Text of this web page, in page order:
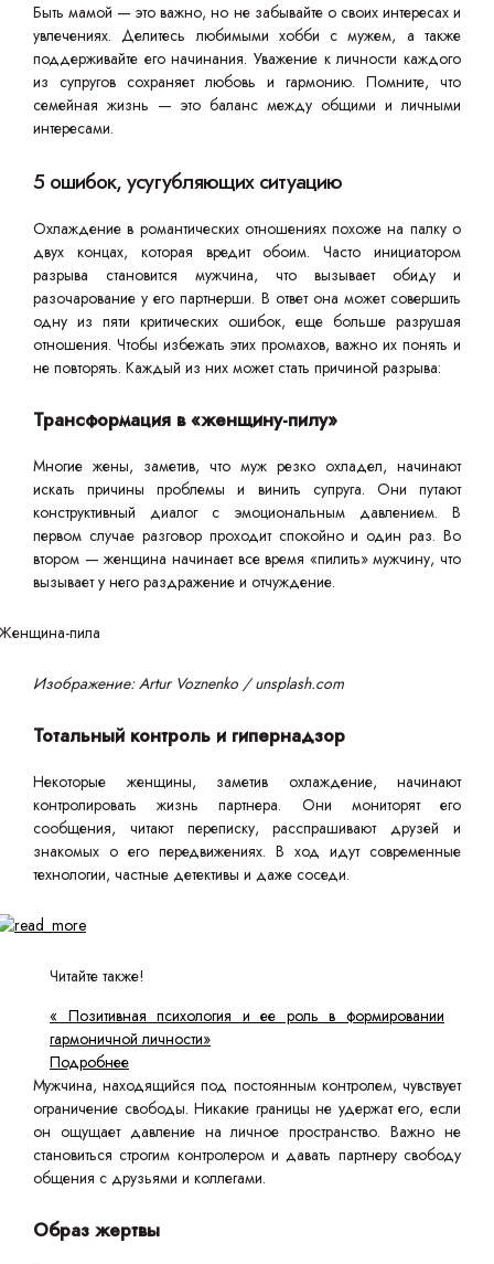
Быть мамой — это важно, но не забывайте о своих интересах и
увлечениях. Делитесь любимыми хобби с мужем, а также
поддерживайте его начинания. Уважение к личности каждого
из супругов сохраняет любовь и гармонию. Помните, что
семейная жизнь — это баланс между общими и личными
интересами.
5 ошибок, усугубляющих ситуацию
Охлаждение в романтических отношениях похоже на палку о
двух концах, которая вредит обоим. Часто инициатором
разрыва становится мужчина, что вызывает обиду и
разочарование у его партнерши. В ответ она может совершить
одну из пяти критических ошибок, еще больше разрушая
отношения. Чтобы избежать этих промахов, важно их понять и
не повторять. Каждый из них может стать причиной разрыва:
Трансформация в «женщину-пилу»
Многие жены, заметив, что муж резко охладел, начинают
искать причины проблемы и винить супруга. Они путают
конструктивный диалог с эмоциональным давлением. В
первом случае разговор проходит спокойно и один раз. Во
втором — женщина начинает все время «пилить» мужчину, что
вызывает у него раздражение и отчуждение.
Изображение: Artur Voznenko / unsplash.com
Тотальный контроль и гипернадзор
Некоторые женщины, заметив охлаждение, начинают
контролировать жизнь партнера. Они мониторят его
сообщения, читают переписку, расспрашивают друзей и
знакомых о его передвижениях. В ход идут современные
технологии, частные детективы и даже соседи.
Читайте также!
« Позитивная психология и ее роль в формировании
гармоничной личности»
Подробнее
Мужчина, находящийся под постоянным контролем, чувствует
ограничение свободы. Никакие границы не удержат его, если
он ощущает давление на личное пространство. Важно не
становиться строгим контролером и давать партнеру свободу
общения с друзьями и коллегами.
Образ жертвы